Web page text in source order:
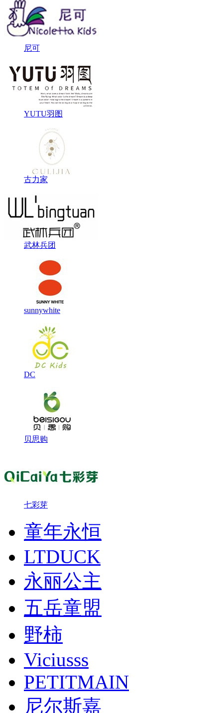
尼可
YUTU羽图
古力家
武林兵团
sunnywhite
DC
贝思购
七彩芽
童年永恒
LTDUCK
​永丽公主
五岳童盟
野柿
Viciusss
PETITMAIN
尼尔斯嘉